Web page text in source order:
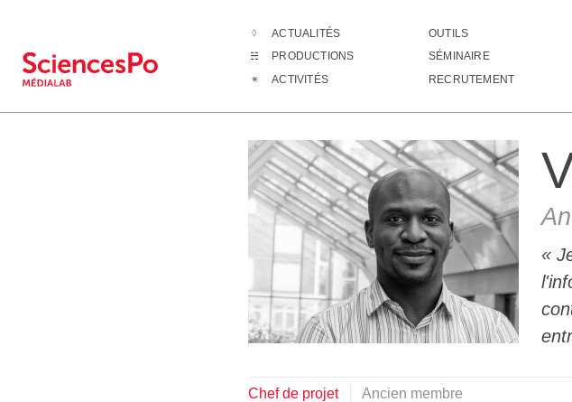
ACTUALITÉS
PRODUCTIONS
ACTIVITÉS
OUTILS
SÉMINAIRE
RECRUTEMENT
L'équipe Ebekwumonye
Chef de projet Ancien membre